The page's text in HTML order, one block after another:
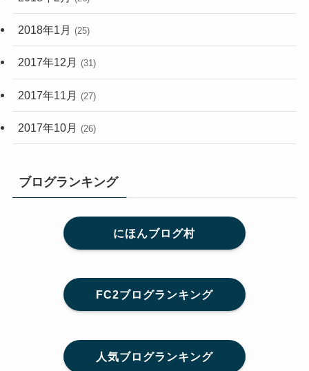
2018年1月 (25)
2017年12月 (31)
2017年11月 (27)
2017年10月 (26)
ブログランキング
にほんブログ村
FC2ブログランキング
人気ブログランキング